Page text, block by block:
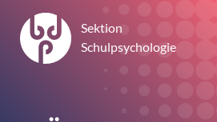
Sektion
Schulpsychologie